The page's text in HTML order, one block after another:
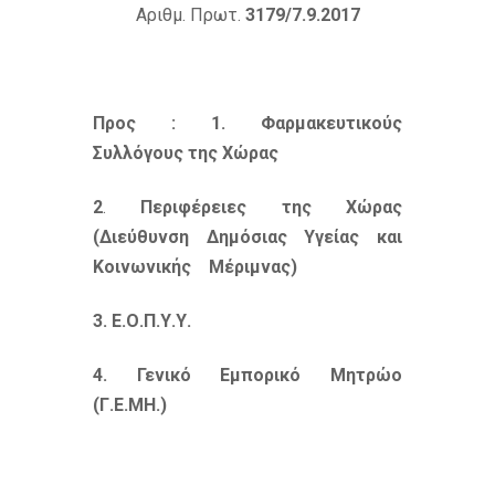
Αριθμ. Πρωτ. 3179/7.9.2017
Προς : 1. Φαρμακευτικούς
Συλλόγους της Χώρας
2. Περιφέρειες της Χώρας
(Διεύθυνση Δημόσιας Υγείας και
Κοινωνικής Μέριμνας)
3. Ε.Ο.Π.Υ.Υ.
4. Γενικό Εμπορικό Μητρώο
(Γ.Ε.ΜΗ.)